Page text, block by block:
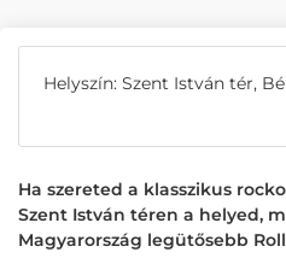
Helyszín: Szent István tér,
Ha szereted a klasszikus
Szent István téren a helyed,
Magyarország legütősebb